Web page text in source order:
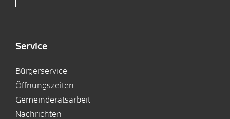
Service
Bürgerservice
Öffnungszeiten
Gemeinderatsarbeit
Nachrichten